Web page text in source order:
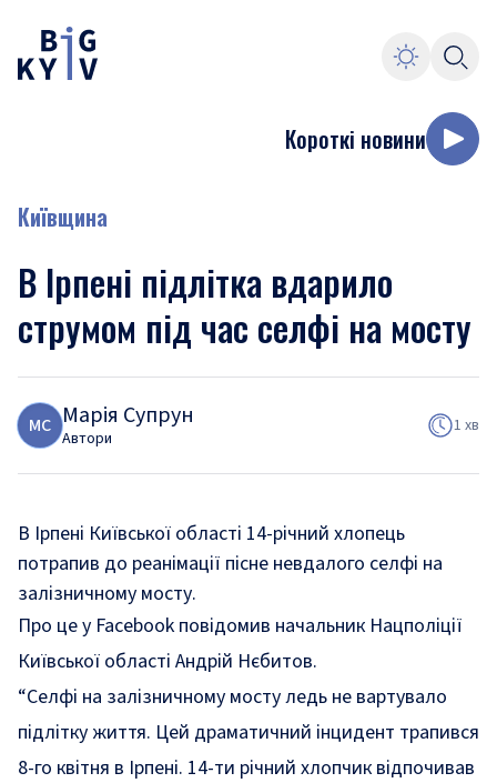
Короткі новини
Київщина
В Ірпені підлітка вдарило
струмом під час селфі на мосту
МС Марія Супрун
Автори
1 хв
В Ірпені Київської області 14-річний хлопець
потрапив до реанімації пісне невдалого селфі на
залізничному мосту.
Про це у Facebook повідомив начальник Нацполіції
Київської області Андрій Нєбитов.
“Селфі на залізничному мосту ледь не вартувало
підлітку життя. Цей драматичний інцидент трапився
8-го квітня в Ірпені. 14-ти річний хлопчик відпочивав